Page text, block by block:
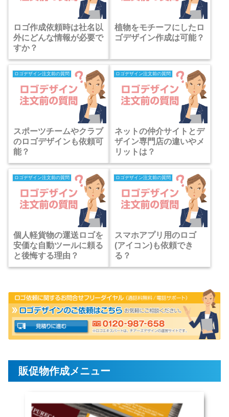
ロゴ作成依頼時は社名以
外にどんな情報が必要で
すか？
植物をモチーフにしたロ
ゴデザイン作成は可能？
ロゴデザイン注文前の質問
スポーツチームやクラブ
のロゴデザインも依頼可
能？
ロゴデザイン注文前の質問
ネットの仲介サイトとデ
ザイン専門店の違いやメ
リットは？
ロゴデザイン注文前の質問
個人軽貨物の運送ロゴを
安価な自動ツールに頼る
と後悔する理由？
ロゴデザイン注文前の質問
スマホアプリ用のロゴ
(アイコン)も依頼でき
る？
販促物作成メニュー